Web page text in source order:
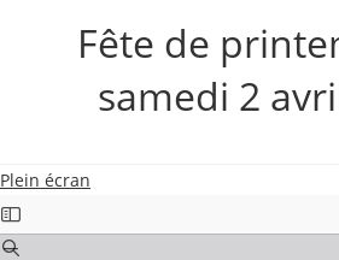
Fête de
samedi 2
Plein écran
Aller
au